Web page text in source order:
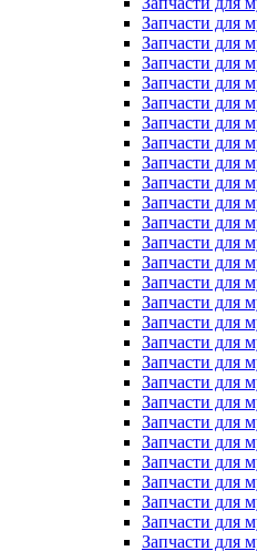
Запчасти для
Запчасти для
Запчасти для
Запчасти для
Запчасти для
Запчасти для
Запчасти для
Запчасти для
Запчасти для
Запчасти для
Запчасти для
Запчасти для
Запчасти для
Запчасти для
Запчасти для
Запчасти для
Запчасти для
Запчасти для
Запчасти для
Запчасти для
Запчасти для
Запчасти для
Запчасти для
Запчасти для
Запчасти для
Запчасти для
Запчасти для